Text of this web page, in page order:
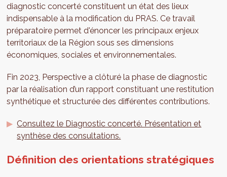
diagnostic concerté constituent un état des lieux
indispensable à la modification du PRAS. Ce travail
préparatoire permet d'énoncer les principaux enjeux
territoriaux de la Région sous ses dimensions
économiques, sociales et environnementales.
Fin 2023, Perspective a clôturé la phase de diagnostic
par la réalisation d’un rapport constituant une restitution
synthétique et structurée des différentes contributions.
Consultez le Diagnostic concerté. Présentation et
synthèse des consultations.
Définition des orientations stratégiques